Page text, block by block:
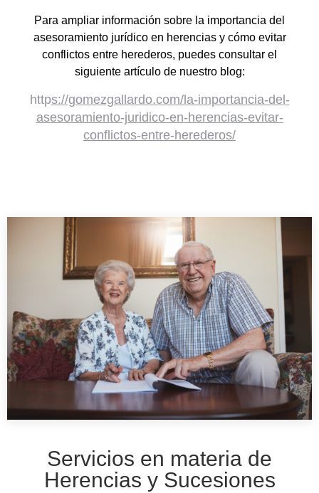
Para ampliar información sobre la importancia del
asesoramiento jurídico en herencias y cómo evitar
conflictos entre herederos, puedes consultar el
siguiente artículo de nuestro blog:
https://gomezgallardo.com/la-importancia-del-
asesoramiento-juridico-en-herencias-evitar-
conflictos-entre-herederos/
Servicios en materia de
Herencias y Sucesiones